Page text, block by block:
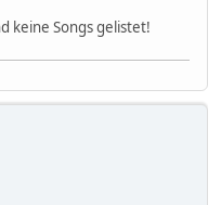
keine Songs gelistet!